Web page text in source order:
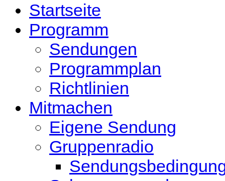
Startseite
Programm
Sendungen
Programmplan
Richtlinien
Mitmachen
Eigene Sendung
Gruppenradio